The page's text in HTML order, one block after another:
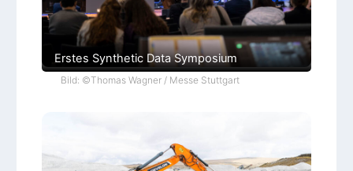
Erstes Synthetic Data Symposium
Bild: ©Thomas Wagner / Messe Stuttgart